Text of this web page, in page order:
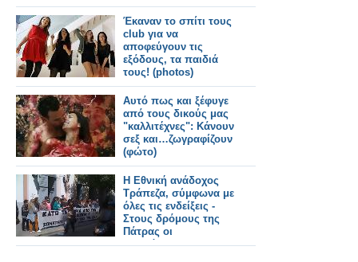
Έκαναν το σπίτι τους
club για να
αποφεύγουν τις
εξόδους, τα παιδιά
τους! (photos)
Αυτό πως και ξέφυγε
από τους δικούς μας
"καλλιτέχνες": Κάνουν
σεξ και…ζωγραφίζουν
(φώτο)
Η Εθνική ανάδοχος
Τράπεζα, σύμφωνα με
όλες τις ενδείξεις -
Στους δρόμους της
Πάτρας οι
εργαζόμενοι της